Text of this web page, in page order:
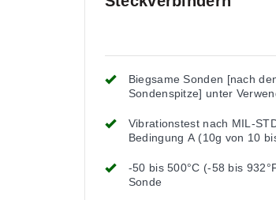
Biegsame Sonden [nach
Sondenspitze] unter
Vibrationstest nach MIL-
Bedingung A (10g von 10
-50 bis 500°C (-58 bis
Sonde